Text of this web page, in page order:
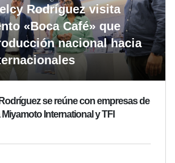
Rodríguez visita
«Boca Café» que
nacional hacia
se reúne con empresas de
International y TFI